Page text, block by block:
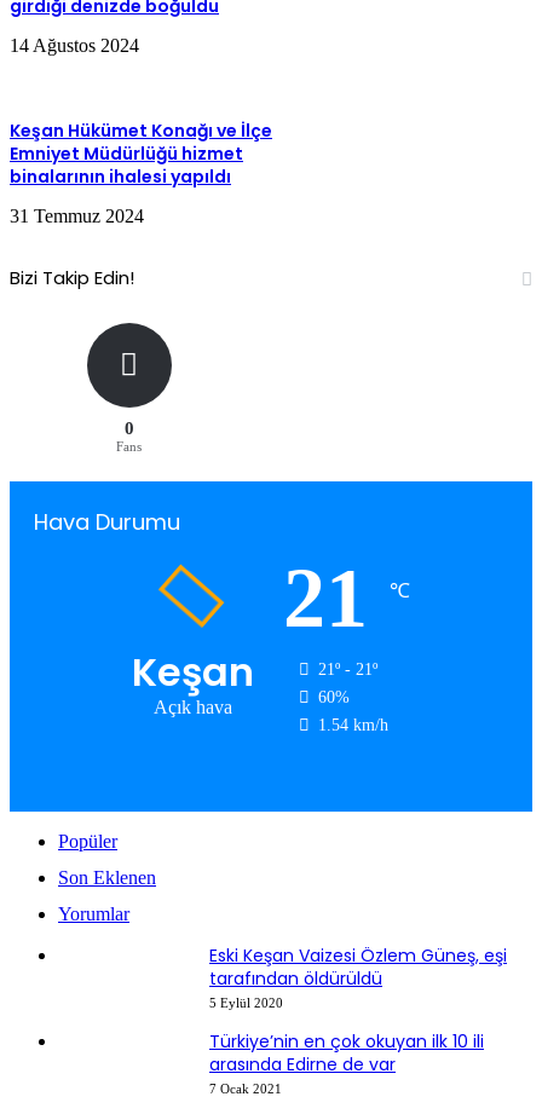
girdiği denizde boğuldu
14 Ağustos 2024
Keşan Hükümet Konağı ve İlçe
Emniyet Müdürlüğü hizmet
binalarının ihalesi yapıldı
31 Temmuz 2024
Bizi Takip Edin!
0
Fans
Hava Durumu
Keşan
Açık hava
21 ℃
21º - 21º
60%
1.54 km/h
Popüler
Son Eklenen
Yorumlar
Eski Keşan Vaizesi Özlem Güneş, eşi
tarafından öldürüldü
5 Eylül 2020
Türkiye’nin en çok okuyan ilk 10 ili
arasında Edirne de var
7 Ocak 2021